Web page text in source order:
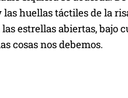
huellas táctiles de la
estrellas abiertas, bajo
cosas nos debemos.